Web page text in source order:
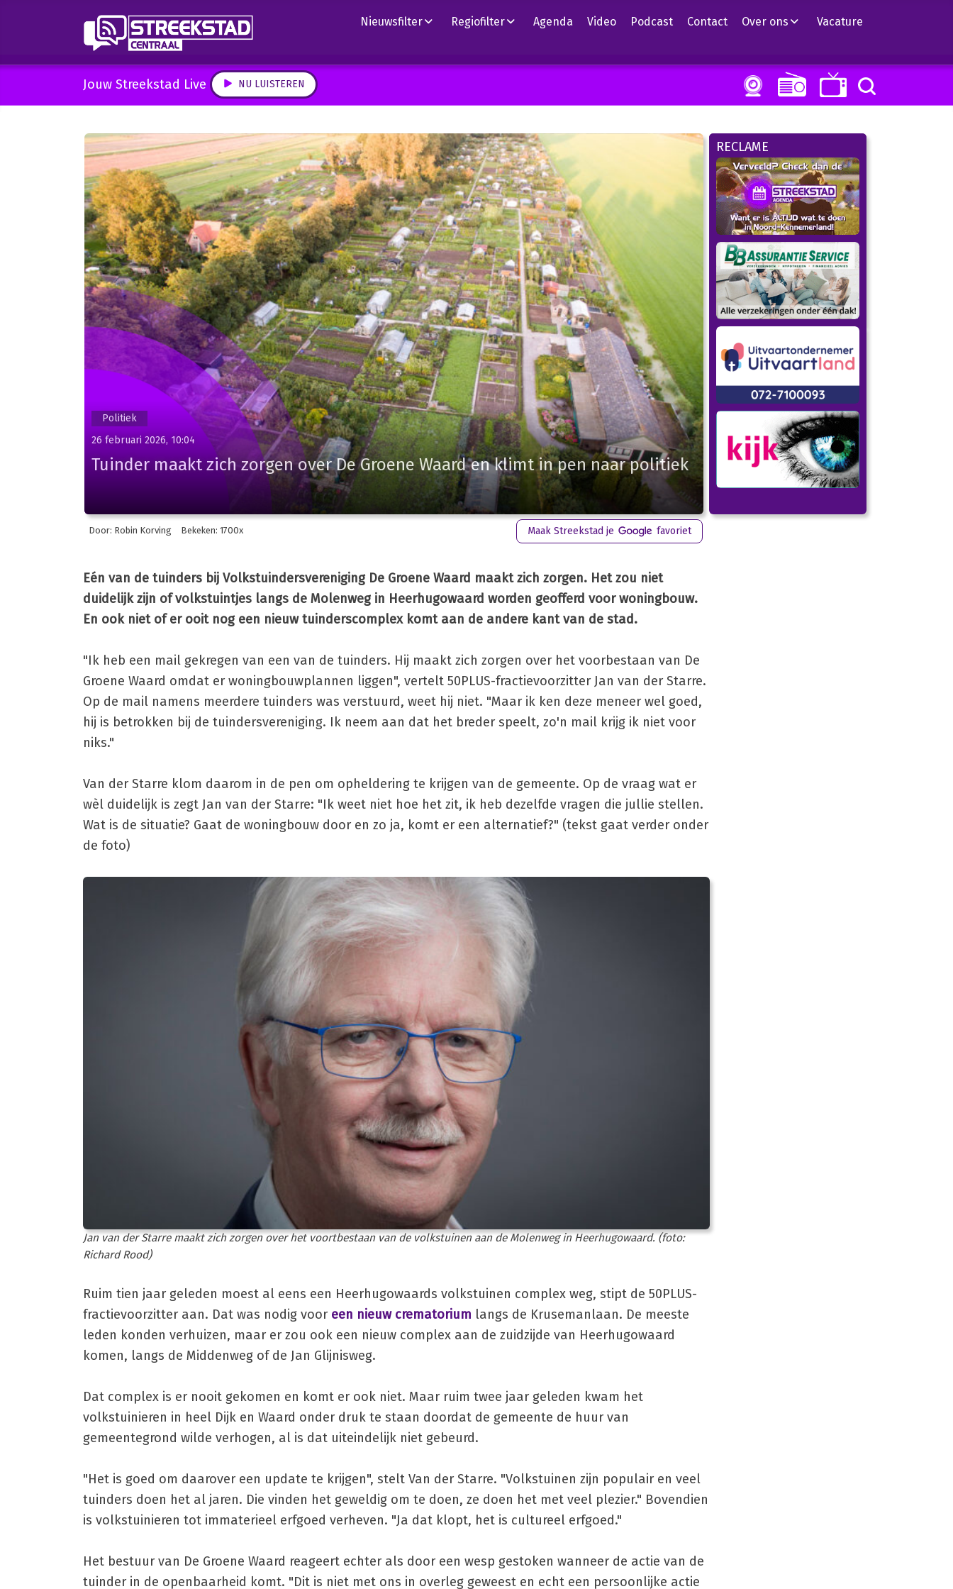
Nieuwsfilter Regiofilter Agenda Video Podcast Contact Over ons Vacature
Jouw Streekstad Live NU LUISTEREN
RECLAME
Politiek
26 februari 2026, 10:04
Tuinder maakt zich zorgen over De Groene Waard en klimt in pen naar politiek
Door: Robin Korving Bekeken: 1700x Maak Streekstad je favoriet
Eén van de tuinders bij Volkstuindersvereniging De Groene Waard maakt zich zorgen. Het zou niet
duidelijk zijn of volkstuintjes langs de Molenweg in Heerhugowaard worden geofferd voor woningbouw.
En ook niet of er ooit nog een nieuw tuinderscomplex komt aan de andere kant van de stad.
"Ik heb een mail gekregen van een van de tuinders. Hij maakt zich zorgen over het voorbestaan van De
Groene Waard omdat er woningbouwplannen liggen", vertelt 50PLUS-fractievoorzitter Jan van der Starre.
Op de mail namens meerdere tuinders was verstuurd, weet hij niet. "Maar ik ken deze meneer wel goed,
hij is betrokken bij de tuindersvereniging. Ik neem aan dat het breder speelt, zo'n mail krijg ik niet voor
niks."
Van der Starre klom daarom in de pen om opheldering te krijgen van de gemeente. Op de vraag wat er
wèl duidelijk is zegt Jan van der Starre: "Ik weet niet hoe het zit, ik heb dezelfde vragen die jullie stellen.
Wat is de situatie? Gaat de woningbouw door en zo ja, komt er een alternatief?" (tekst gaat verder onder
de foto)
Jan van der Starre maakt zich zorgen over het voortbestaan van de volkstuinen aan de Molenweg in Heerhugowaard. (foto:
Richard Rood)
Ruim tien jaar geleden moest al eens een Heerhugowaards volkstuinen complex weg, stipt de 50PLUS-
fractievoorzitter aan. Dat was nodig voor een nieuw crematorium langs de Krusemanlaan. De meeste
leden konden verhuizen, maar er zou ook een nieuw complex aan de zuidzijde van Heerhugowaard
komen, langs de Middenweg of de Jan Glijnisweg.
Dat complex is er nooit gekomen en komt er ook niet. Maar ruim twee jaar geleden kwam het
volkstuinieren in heel Dijk en Waard onder druk te staan doordat de gemeente de huur van
gemeentegrond wilde verhogen, al is dat uiteindelijk niet gebeurd.
"Het is goed om daarover een update te krijgen", stelt Van der Starre. "Volkstuinen zijn populair en veel
tuinders doen het al jaren. Die vinden het geweldig om te doen, ze doen het met veel plezier." Bovendien
is volkstuinieren tot immaterieel erfgoed verheven. "Ja dat klopt, het is cultureel erfgoed."
Het bestuur van De Groene Waard reageert echter als door een wesp gestoken wanneer de actie van de
tuinder in de openbaarheid komt. "Dit is niet met ons in overleg geweest en echt een persoonlijke actie